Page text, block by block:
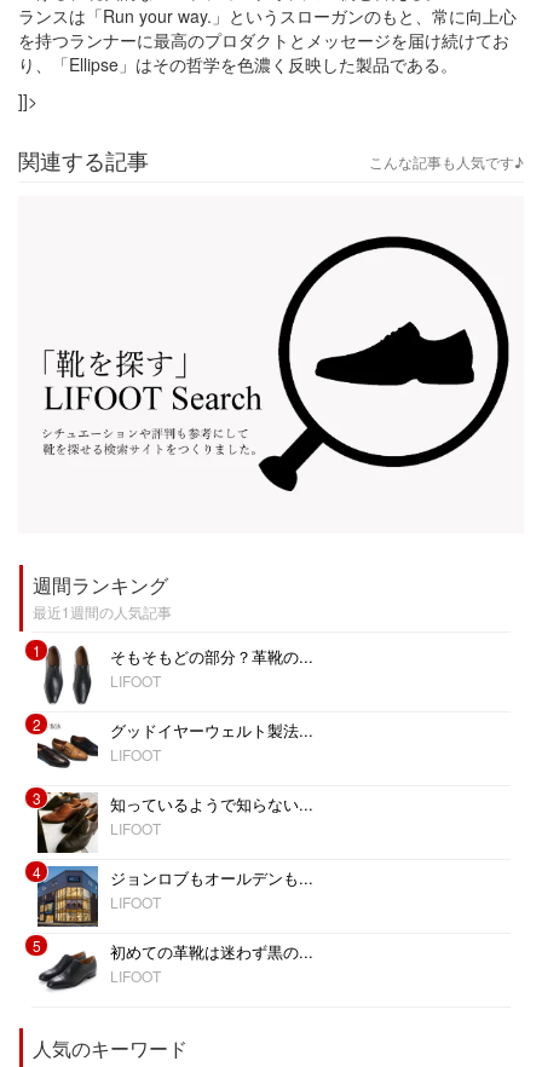
ランスは「Run your way.」というスローガンのもと、常に向上心
を持つランナーに最高のプロダクトとメッセージを届け続けてお
り、「Ellipse」はその哲学を色濃く反映した製品である。
]]>
関連する記事 こんな記事も人気です♪
週間ランキング
最近1週間の人気記事
1
そもそもどの部分？革靴の...
LIFOOT
2 グッドイヤーウェルト製法...
LIFOOT
3 知っているようで知らない...
LIFOOT
4 ジョンロブもオールデンも...
LIFOOT
5 初めての革靴は迷わず黒の...
LIFOOT
人気のキーワード